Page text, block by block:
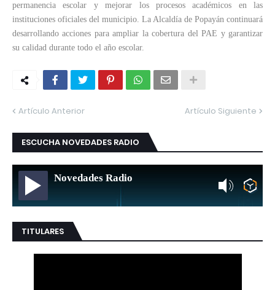
permanencia escolar y mejorar los procesos académicos en las
instituciones oficiales del municipio. La Alcaldía de Popayán continuará
desarrollando acciones para ampliar la cobertura del PAE y garantizar
su calidad durante todo el año escolar.
Artículo Anterior Artículo Siguiente
ESCUCHA NOVEDADES RADIO
Novedades Radio
TITULARES